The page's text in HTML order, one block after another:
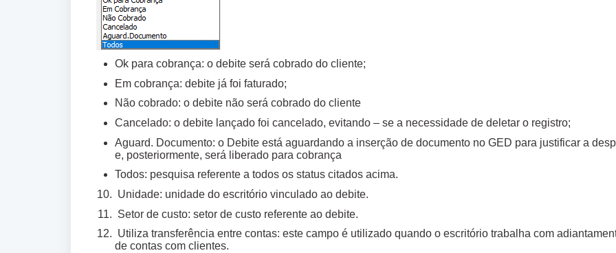
Ok para cobrança: o debite será cobrado do cliente;
Em cobrança: debite já foi faturado;
Não cobrado: o debite não será cobrado do cliente
Cancelado: o debite lançado foi cancelado, evitando – se a necessidade de deletar o registro;
Aguard. Documento: o Debite está aguardando a inserção de documento no GED para justificar a
e, posteriormente, será liberado para cobrança
Todos: pesquisa referente a todos os status citados acima.
Unidade: unidade do escritório vinculado ao debite.
Setor de custo: setor de custo referente ao debite.
Utiliza transferência entre contas: este campo é utilizado quando o escritório trabalha com
de contas com clientes.